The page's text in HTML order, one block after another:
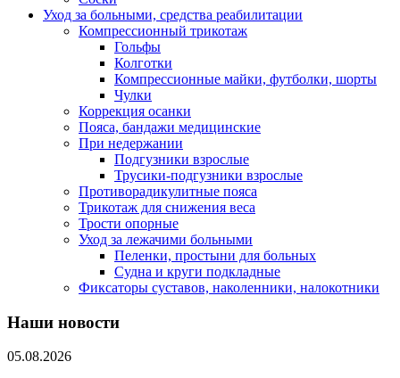
Уход за больными, средства реабилитации
Компрессионный трикотаж
Гольфы
Колготки
Компрессионные майки, футболки, шорты
Чулки
Коррекция осанки
Пояса, бандажи медицинские
При недержании
Подгузники взрослые
Трусики-подгузники взрослые
Противорадикулитные пояса
Трикотаж для снижения веса
Трости опорные
Уход за лежачими больными
Пеленки, простыни для больных
Судна и круги подкладные
Фиксаторы суставов, наколенники, налокотники
Наши новости
05.08.2026